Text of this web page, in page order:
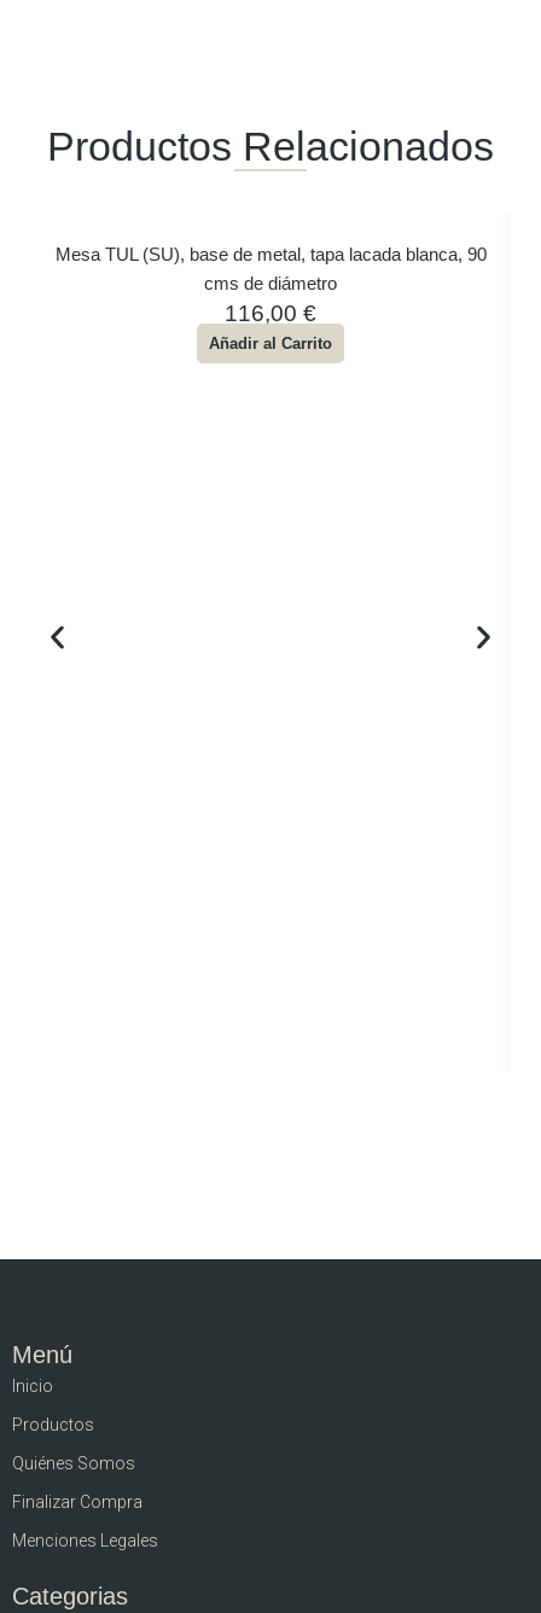
Productos Relacionados
Mesa TUL (SU), base de metal, tapa lacada blanca, 90
cms de diámetro
116,00 €
Añadir al Carrito
Menú
Inicio
Productos
Quiénes Somos
Finalizar Compra
Menciones Legales
Categorias